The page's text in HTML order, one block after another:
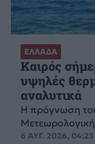
ΕΛΛΑΔΑ
Καιρός
υψηλές
αναλυτικά
Η πρόγνωση
6 ΑΥΓ. 2026, 04:23